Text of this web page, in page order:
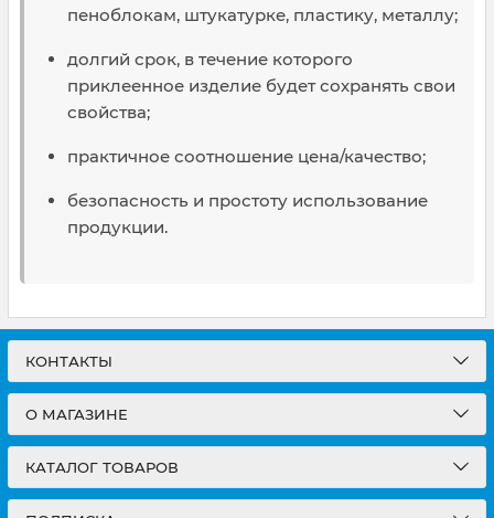
пеноблокам, штукатурке, пластику, металлу;
долгий срок, в течение которого
приклеенное изделие будет сохранять свои
свойства;
практичное соотношение цена/качество;
безопасность и простоту использование
продукции.
КОНТАКТЫ
О МАГАЗИНЕ
КАТАЛОГ ТОВАРОВ